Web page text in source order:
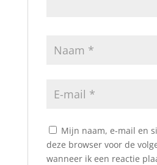
Mijn naam, e-mail en
deze browser voor de
wanneer ik een reactie